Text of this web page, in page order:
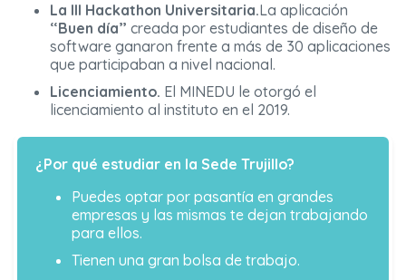
La III Hackathon Universitaria.La aplicación
“Buen día” creada por estudiantes de diseño de
software ganaron frente a más de 30 aplicaciones
que participaban a nivel nacional.
Licenciamiento. El MINEDU le otorgó el
licenciamiento al instituto en el 2019.
¿Por qué estudiar en la Sede Trujillo?
Puedes optar por pasantía en grandes
empresas y las mismas te dejan trabajando
para ellos.
Tienen una gran bolsa de trabajo.